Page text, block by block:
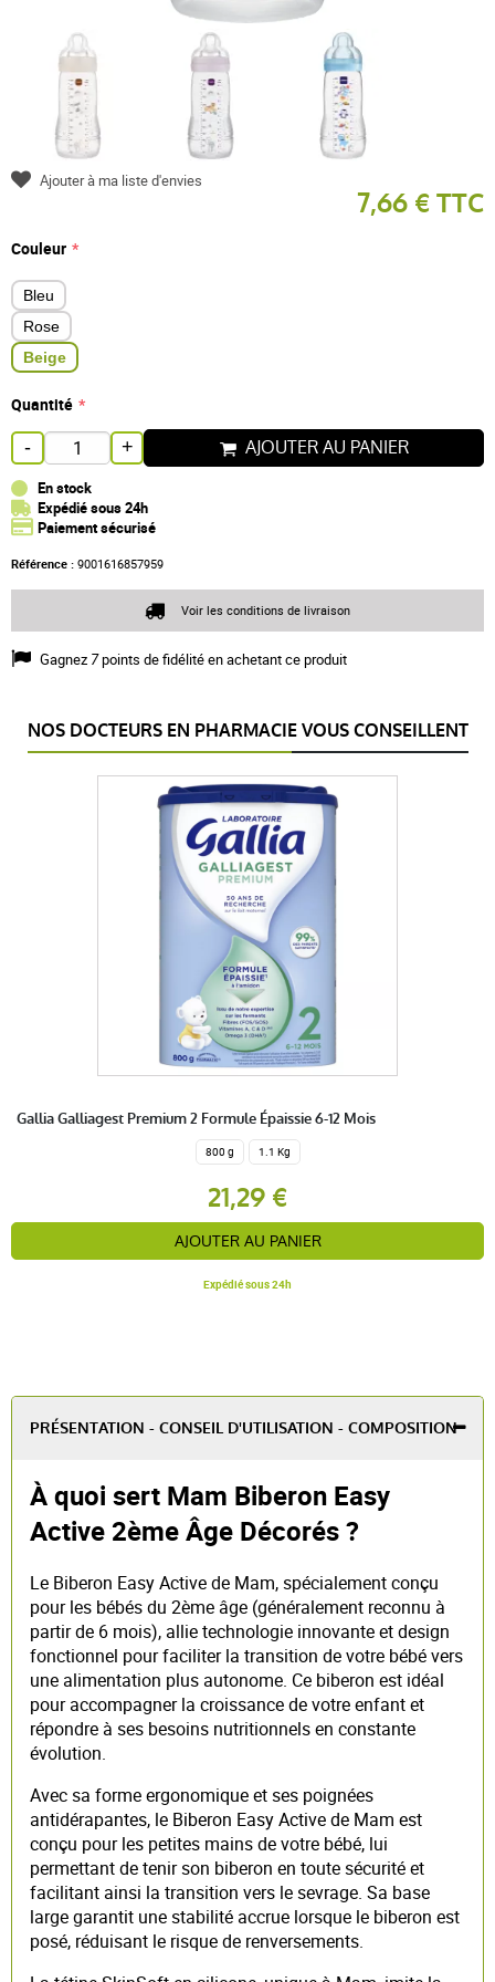
7,66 € TTC
Couleur
Bleu
Rose
Beige
Quantité
- + AJOUTER AU PANIER
En stock
Expédié sous 24h
Paiement sécurisé
Référence : 9001616857959
Gagnez 7points de fidélité en achetant ce produit
Ajouter à ma liste d'envies
Voir les conditions de livraison
NOS DOCTEURS EN PHARMACIE VOUS CONSEILLENT
Gallia Galliagest Premium 2 Formule Épaissie 6-12 Mois
800 g 1.1 Kg
21,29 €
AJOUTER AU PANIER
Expédié sous 24h
PRÉSENTATION - CONSEIL D'UTILISATION - COMPOSITION
À quoi sert Mam Biberon Easy
Active 2ème Âge Décorés ?
Le Biberon Easy Active de Mam, spécialement conçu
pour les bébés du 2ème âge (généralement reconnu à
partir de 6 mois), allie technologie innovante et design
fonctionnel pour faciliter la transition de votre bébé vers
une alimentation plus autonome. Ce biberon est idéal
pour accompagner la croissance de votre enfant et
répondre à ses besoins nutritionnels en constante
évolution.
Avec sa forme ergonomique et ses poignées
antidérapantes, le Biberon Easy Active de Mam est
conçu pour les petites mains de votre bébé, lui
permettant de tenir son biberon en toute sécurité et
facilitant ainsi la transition vers le sevrage. Sa base
large garantit une stabilité accrue lorsque le biberon est
posé, réduisant le risque de renversements.